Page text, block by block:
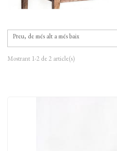
Preu, de més alt a més baix
Mostrant 1-2 de 2 article(s)